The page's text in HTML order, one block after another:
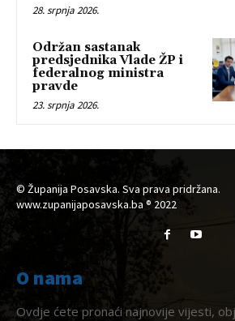
28. srpnja 2026.
Održan sastanak
predsjednika Vlade ŽP i
federalnog ministra
pravde
23. srpnja 2026.
© Županija Posavska. Sva prava pridržana.
www.zupanijaposavska.ba ® 2022
O nama
Ovdje ćete pronaći najnovije vijesti,